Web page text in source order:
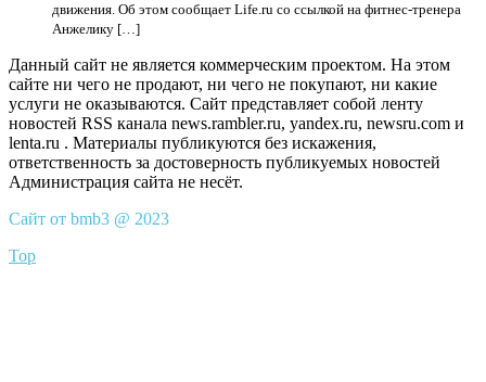
движения. Об этом сообщает Life.ru со ссылкой на фитнес-тренера
Анжелику […]
Данный сайт не является коммерческим проектом. На этом
сайте ни чего не продают, ни чего не покупают, ни какие
услуги не оказываются. Сайт представляет собой ленту
новостей RSS канала news.rambler.ru, yandex.ru, newsru.com и
lenta.ru . Материалы публикуются без искажения,
ответственность за достоверность публикуемых новостей
Администрация сайта не несёт.
Сайт от bmb3 @ 2023
Top